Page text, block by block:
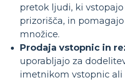
pretok ljudi, ki
prizorišča, in
množice.
Prodaja vstopnic in
uporabljajo za
imetnikom vstopnic ali